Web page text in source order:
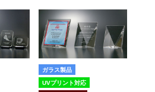
ガラス製品
UVプリント対応